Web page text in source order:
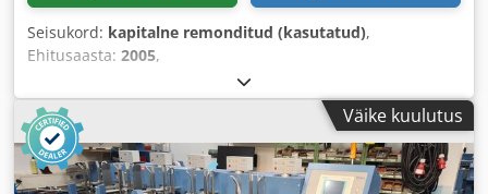
Seisukord: kapitalne remonditud (kasutatud),
Ehitusaasta: 2005,
Väike kuulutus